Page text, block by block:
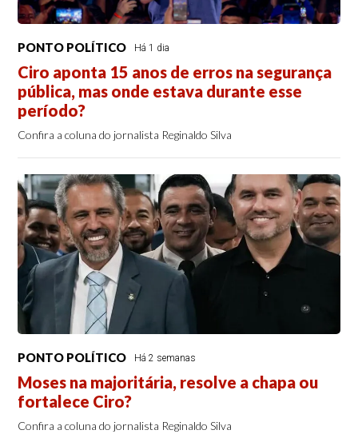
PONTO POLÍTICO Há 1 dia
Ciro aponta 15 anos de erros na segurança
pública, mas onde estava durante esse
período?
Confira a coluna do jornalista Reginaldo Silva
PONTO POLÍTICO Há 2 semanas
Moses na majoritária, resolve a chapa ou
fortalece Ciro?
Confira a coluna do jornalista Reginaldo Silva